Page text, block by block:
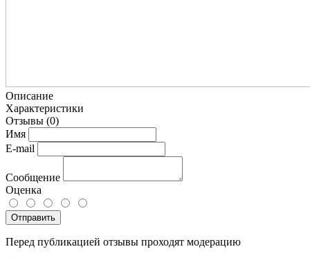
Описание
Характеристики
Отзывы (0)
Имя
E-mail
Сообщение
Оценка
Отправить
Перед публикацией отзывы проходят модерацию